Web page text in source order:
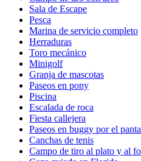
Sala de Escape
Pesca
Marina de servicio completo
Herraduras
Toro mecánico
Minigolf
Granja de mascotas
Paseos en pony
Piscina
Escalada de roca
Fiesta callejera
Paseos en buggy por el
Canchas de tenis
Campo de tiro al plato y al